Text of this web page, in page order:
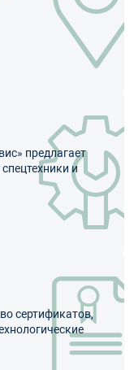
предлагает
и
сертификатов,